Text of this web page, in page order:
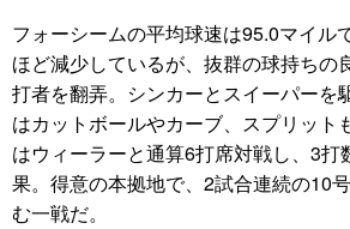
フォーシームの平均球速は95.0マイル
ほど減少しているが、抜群の球持ちの
打者を翻弄。シンカーとスイーパーを
はカットボールやカーブ、スプリット
はウィーラーと通算6打席対戦し、3打
果。得意の本拠地で、2試合連続の10
む一戦だ。